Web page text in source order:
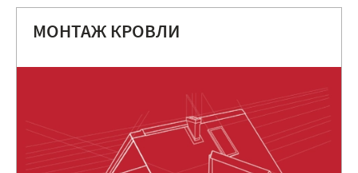
МОНТАЖ КРОВЛИ